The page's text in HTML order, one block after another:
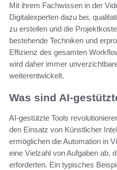
Mit ihrem Fachwissen in der
Digitalexperten dazu bei,
zu erstellen und die
bestehende Techniken und
Effizienz des gesamten
wird daher immer
weiterentwickelt.
Was sind AI-
AI-gestützte Tools
den Einsatz von Künstlicher
ermöglichen die Automation in
eine Vielzahl von Aufgaben ab,
erforderten. Ein typisches